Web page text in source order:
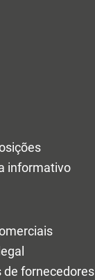
informativo
de fornecedores